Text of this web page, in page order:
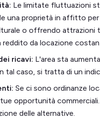
Le limitate fluttuazioni
una proprietà in affitto
o offrendo attrazioni
reddito da locazione
ricavi: L'area sta
tal caso, si tratta di un
Se ci sono ordinanze
opportunità
delle alternative.